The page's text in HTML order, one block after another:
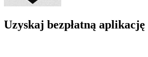
Uzyskaj bezpłatną